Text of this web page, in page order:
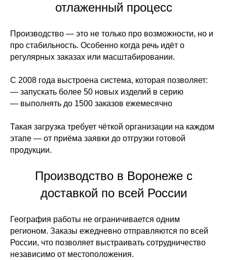
отлаженный процесс
Производство — это не только про возможности, но и
про стабильность. Особенно когда речь идёт о
регулярных заказах или масштабировании.
С 2008 года выстроена система, которая позволяет:
— запускать более 50 новых изделий в серию
— выполнять до 1500 заказов ежемесячно
Такая загрузка требует чёткой организации на каждом
этапе — от приёма заявки до отгрузки готовой
продукции.
Производство в Воронеже с
доставкой по всей России
География работы не ограничивается одним
регионом. Заказы ежедневно отправляются по всей
России, что позволяет выстраивать сотрудничество
независимо от местоположения.